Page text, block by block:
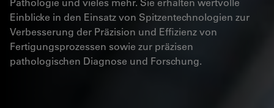
Einblicke in den Einsatz von Spitzentechnologien zur
Verbesserung der Präzision und Effizienz von
Fertigungsprozessen sowie zur präzisen
pathologischen Diagnose und Forschung.